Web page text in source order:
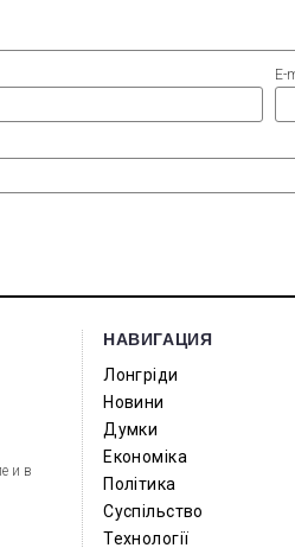
E-
и в
НАВИГАЦИЯ
Лонгріди
Новини
Думки
Економіка
Політика
Суспільство
Технології